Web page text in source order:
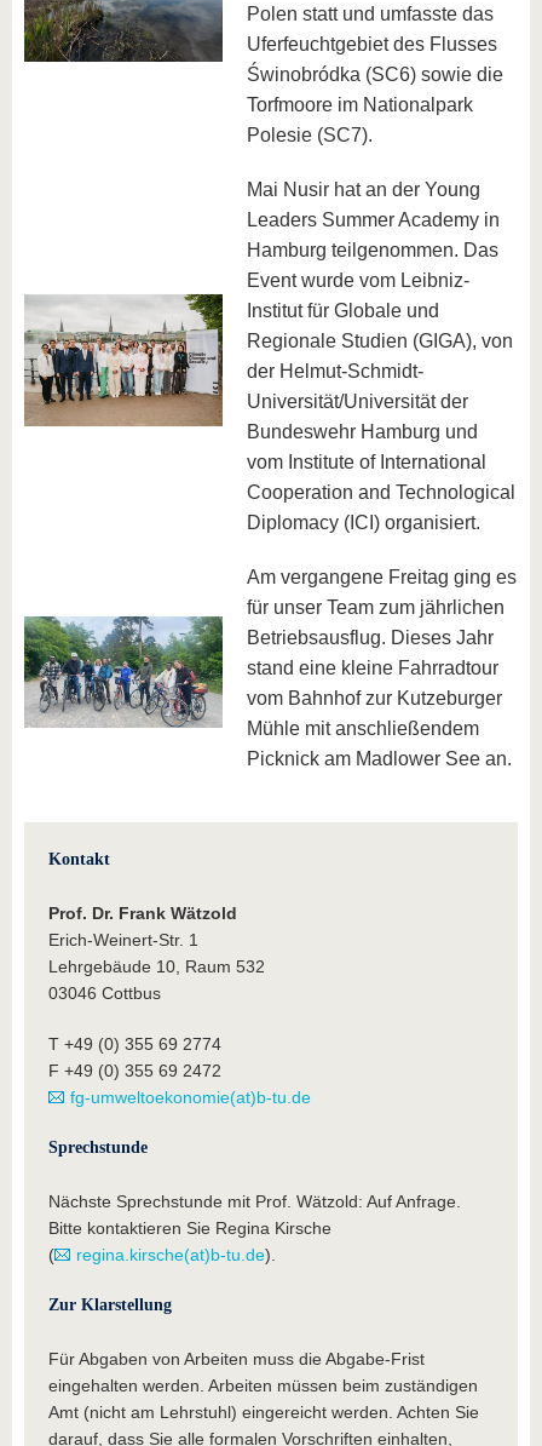
Polen statt und umfasste das
Uferfeuchtgebiet des Flusses
Świnobródka (SC6) sowie die
Torfmoore im Nationalpark
Polesie (SC7).
Mai Nusir hat an der Young
Leaders Summer Academy in
Hamburg teilgenommen. Das
Event wurde vom Leibniz-
Institut für Globale und
Regionale Studien (GIGA), von
der Helmut-Schmidt-
Universität/Universität der
Bundeswehr Hamburg und
vom Institute of International
Cooperation and Technological
Diplomacy (ICI) organisiert.
Am vergangene Freitag ging es
für unser Team zum jährlichen
Betriebsausflug. Dieses Jahr
stand eine kleine Fahrradtour
vom Bahnhof zur Kutzeburger
Mühle mit anschließendem
Picknick am Madlower See an.
Kontakt
Prof. Dr. Frank Wätzold
Erich-Weinert-Str. 1
Lehrgebäude 10, Raum 532
03046 Cottbus
T +49 (0) 355 69 2774
F +49 (0) 355 69 2472
fg-umweltoekonomie(at)b-tu.de
Sprechstunde
Nächste Sprechstunde mit Prof. Wätzold: Auf Anfrage.
Bitte kontaktieren Sie Regina Kirsche
(
regina.kirsche(at)b-tu.de).
Zur Klarstellung
Für Abgaben von Arbeiten muss die Abgabe-Frist
eingehalten werden. Arbeiten müssen beim zuständigen
Amt (nicht am Lehrstuhl) eingereicht werden. Achten Sie
darauf, dass Sie alle formalen Vorschriften einhalten,